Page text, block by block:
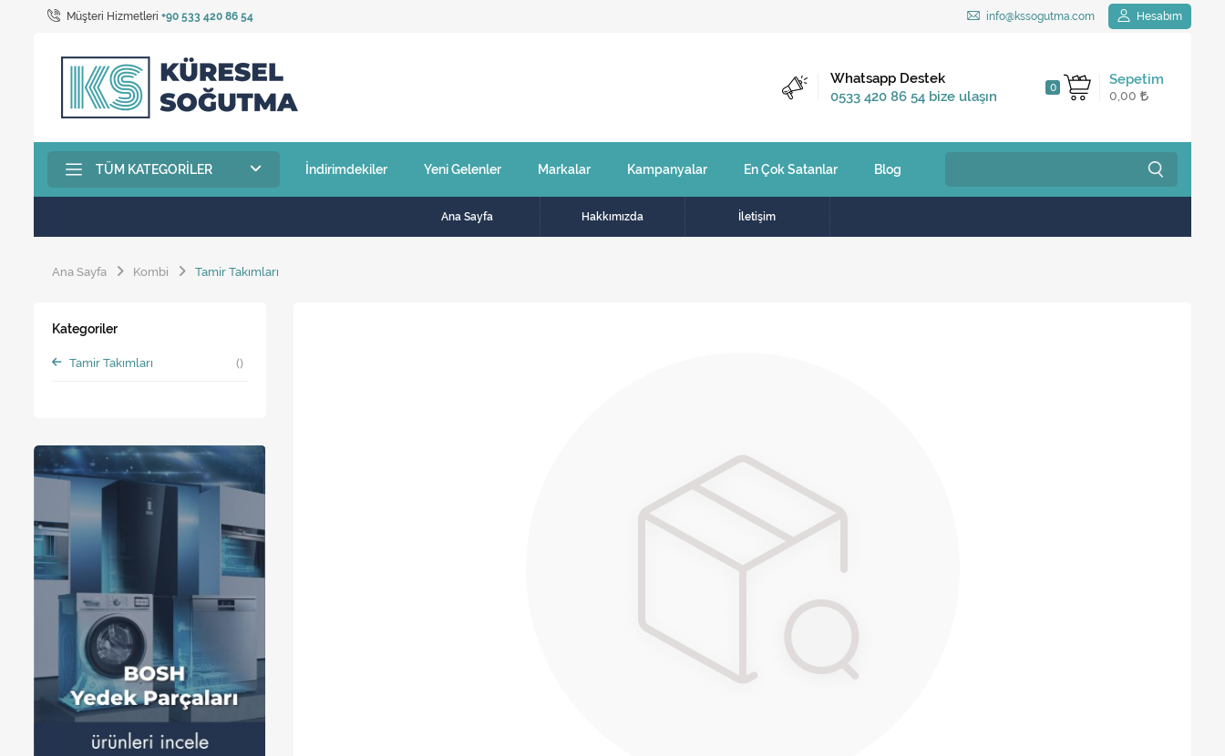
Müşteri Hizmetleri +90 533 420 86 54 info@kssogutma.com Hesabım
Sepetim
0
0,00
Kargo Bedava
2.500 TL ve üzeri
Whatsapp Destek
0533 420 86 54 bize ulaşın
TÜM KATEGORILER İndirimdekiler Yeni Gelenler Markalar Kampanyalar En Çok Satanlar Blog
Ana Sayfa Hakkımızda İletişim
Ana Sayfa Kombi Tamir Takımları
Kategoriler
Tamir Takımları ()